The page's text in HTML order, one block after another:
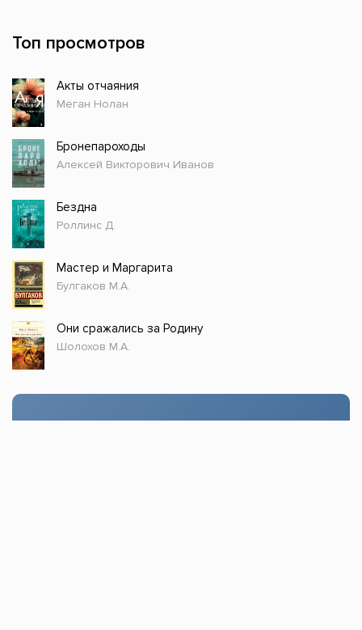
Топ просмотров
Акты отчаяния
Меган Нолан
Бронепароходы
Алексей Викторович Иванов
Бездна
Роллинс Д.
Мастер и Маргарита
Булгаков М.А.
Они сражались за Родину
Шолохов М.А.